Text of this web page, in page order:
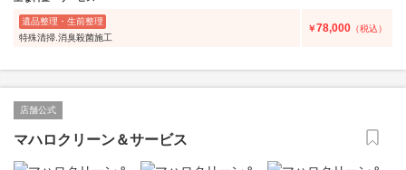
遺品整理・生前整理
特殊清掃.消臭殺菌施工
￥78,000 （税込）
店舗公式
マハロクリーン＆サービス